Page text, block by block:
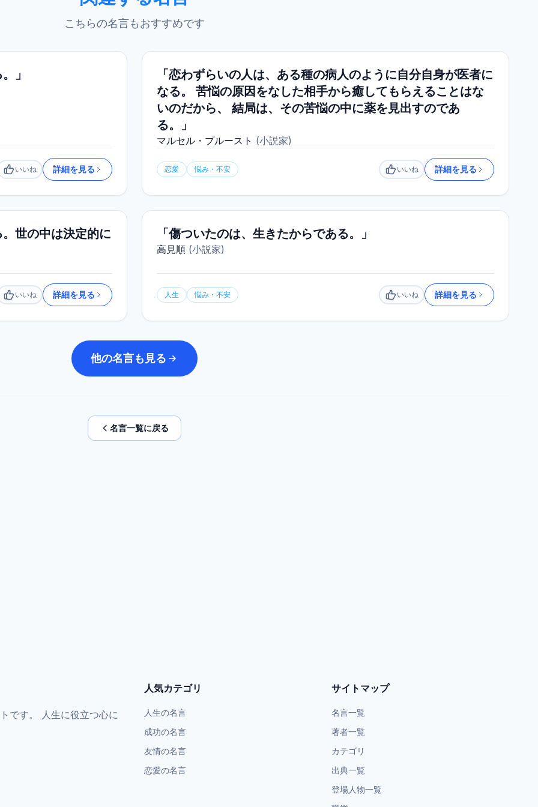
こちらの名言もおすすめです
」
いいね
いいね 詳細を見る
「恋わずらいの人は、ある種の病人のように自分自身が医者に
なる。 苦悩の原因をなした相手から癒してもらえることはな
いのだから、 結局は、その苦悩の中に薬を見出すのであ
る。」
マルセル・プルースト (小説家)
恋愛 悩み・不安 いいね
いいね 詳細を見る
世の中は決定的に
いいね
いいね 詳細を見る
「傷ついたのは、生きたからである。」
高見順 (小説家)
人生 悩み・不安 いいね
いいね 詳細を見る
他の名言も見る
名言一覧に戻る
です。 人生に役立つ心に
人気カテゴリ
人生の名言
成功の名言
友情の名言
恋愛の名言
サイトマップ
名言一覧
著者一覧
カテゴリ
出典一覧
登場人物一覧